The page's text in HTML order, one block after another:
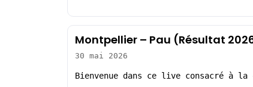
Montpellier – Pau (Résultat
30 mai 2026
Bienvenue dans ce live consacré à